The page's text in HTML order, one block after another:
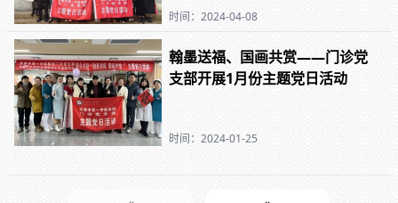
时间：2024-04-08
翰墨送福、国画共赏——门诊党
支部开展1月份主题党日活动
时间：2024-01-25